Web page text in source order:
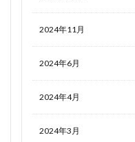
2024年11月
2024年6月
2024年4月
2024年3月